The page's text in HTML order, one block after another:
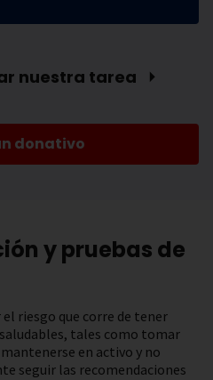
nuestra tarea ⏵
donativo
y pruebas de
el riesgo que corre de tener
tales como tomar
en activo y no
seguir las recomendaciones